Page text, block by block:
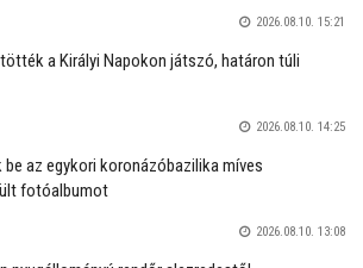
2026.08.10. 15:21
a Királyi Napokon játszó, határon túli
2026.08.10. 14:25
az egykori koronázóbazilika míves
fotóalbumot
2026.08.10. 13:08